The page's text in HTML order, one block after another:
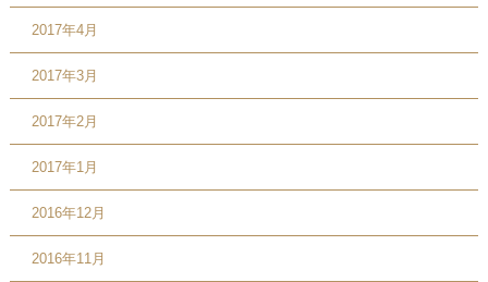
2017年4月
2017年3月
2017年2月
2017年1月
2016年12月
2016年11月